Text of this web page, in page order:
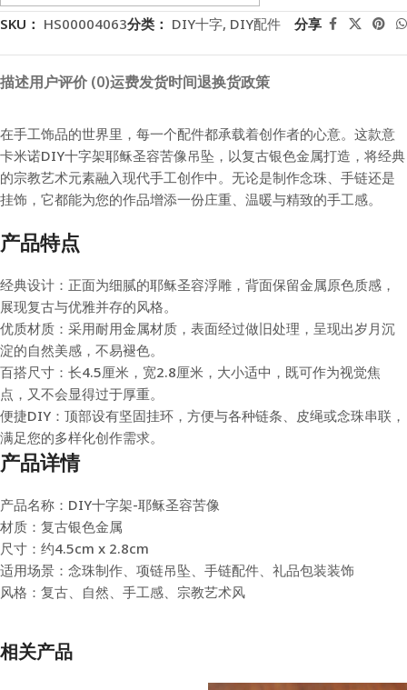
SKU： HS00004063分类： DIY十字, DIY配件 分享
描述用户评价 (0)运费发货时间退换货政策
在手工饰品的世界里，每一个配件都承载着创作者的心意。这款意
卡米诺DIY十字架耶稣圣容苦像吊坠，以复古银色金属打造，将经典
的宗教艺术元素融入现代手工创作中。无论是制作念珠、手链还是
挂饰，它都能为您的作品增添一份庄重、温暖与精致的手工感。
产品特点
经典设计：正面为细腻的耶稣圣容浮雕，背面保留金属原色质感，
展现复古与优雅并存的风格。
优质材质：采用耐用金属材质，表面经过做旧处理，呈现出岁月沉
淀的自然美感，不易褪色。
百搭尺寸：长4.5厘米，宽2.8厘米，大小适中，既可作为视觉焦
点，又不会显得过于厚重。
便捷DIY：顶部设有坚固挂环，方便与各种链条、皮绳或念珠串联，
满足您的多样化创作需求。
产品详情
产品名称：DIY十字架-耶稣圣容苦像
材质：复古银色金属
尺寸：约4.5cm x 2.8cm
适用场景：念珠制作、项链吊坠、手链配件、礼品包装装饰
风格：复古、自然、手工感、宗教艺术风
相关产品